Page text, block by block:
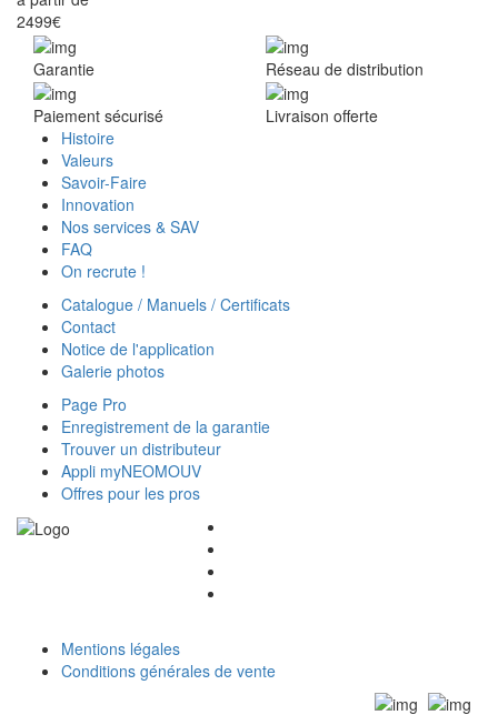
2499€
Garantie Réseau de distribution
Paiement sécurisé
Livraison offerte
Histoire
Valeurs
Savoir-Faire
Innovation
Nos services & SAV
FAQ
On recrute !
Catalogue / Manuels / Certificats
Contact
Notice de l'application
Galerie photos
Page Pro
Enregistrement de la garantie
Trouver un distributeur
Appli myNEOMOUV
Offres pour les pros
Mentions légales
Conditions générales de vente